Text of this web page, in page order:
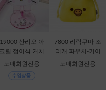
19000 산리오 아
크릴 접이식 거치
대-헬로키티 [C1-1
도매회원전용
7800 리락쿠마 조
리개 파우치-키이
로이토리 [C2-068
도매회원전용